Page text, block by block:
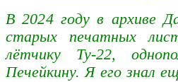
В 2024 году в архиве
старых печатных
лётчику Ту-22,
Печейкину. Я его знал